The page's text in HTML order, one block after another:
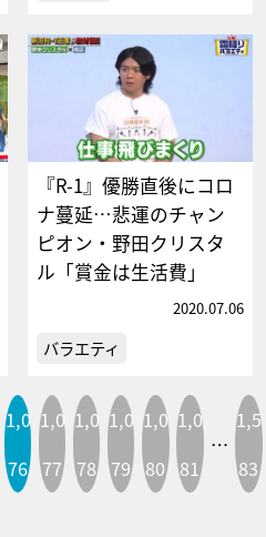
『R-1』優勝直後にコロ
ナ蔓延…悲運のチャン
ピオン・野田クリスタ
ル「賞金は生活費」
2020.07.06
バラエティ
1,0
76
1,0
77
1,0
78
1,0
79
1,0
80
1,0
81
…
1,5
83